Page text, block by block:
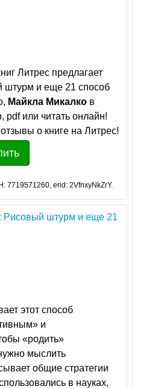
Литрес предлагает
штурм и еще 21 способ
Майкла Микалко в
pdf или читать онлайн!
о книге на Литрес!
erid: 2VfnxyNkZrY.
Рисовый штурм и еще 21
этот способ
и
«родить»
мыслить
общие стратегии
в науках,